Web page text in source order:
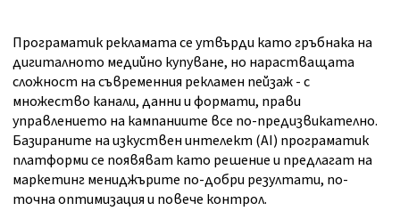
Програматик рекламата се утвърди като гръбнака на
дигиталното медийно купуване, но нарастващата
сложност на съвременния рекламен пейзаж - с
множество канали, данни и формати, прави
управлението на кампаниите все по-предизвикателно.
Базираните на изкуствен интелект (AI) програматик
платформи се появяват като решение и предлагат на
маркетинг мениджърите по-добри резултати, по-
точна оптимизация и повече контрол.